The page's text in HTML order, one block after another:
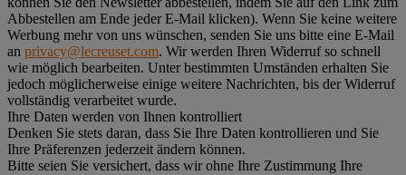
Abbestellen am Ende jeder E-Mail klicken). Wenn Sie keine weitere
Werbung mehr von uns wünschen, senden Sie uns bitte eine E-Mail
an privacy@lecreuset.com. Wir werden Ihren Widerruf so schnell
wie möglich bearbeiten. Unter bestimmten Umständen erhalten Sie
jedoch möglicherweise einige weitere Nachrichten, bis der Widerruf
vollständig verarbeitet wurde.
Ihre Daten werden von Ihnen kontrolliert
Denken Sie stets daran, dass Sie Ihre Daten kontrollieren und Sie
Ihre Präferenzen jederzeit ändern können.
Bitte seien Sie versichert, dass wir ohne Ihre Zustimmung Ihre